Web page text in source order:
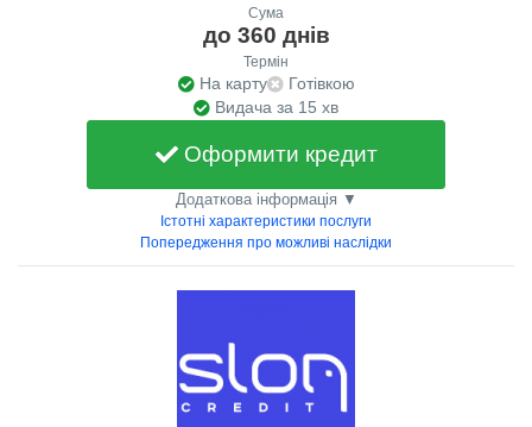
Сума
до 360 днів
Термін
На карту
Готівкою
Видача за 15 хв
Оформити кредит
Додаткова інформація ▼
Істотні характеристики послуги
Попередження про можливі наслідки